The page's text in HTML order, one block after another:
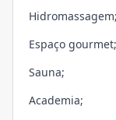
Hidromassagem;
Espaço gourmet;
Sauna;
Academia;